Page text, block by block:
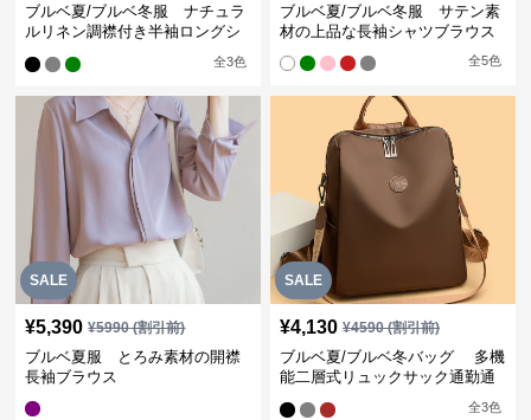
ブルベ夏/ブルベ冬服 ナチュラ
ルリネン調襟付き半袖ロングシ
全3色
ブルベ夏/ブルベ冬服 サテン素
材の上品な長袖シャツブラウス
全5色
SALE
¥5,390 ¥5990(割引前)
ブルベ夏服 とろみ素材の開襟
長袖ブラウス
SALE
¥4,130 ¥4590(割引前)
ブルベ夏/ブルベ冬バッグ 多機
能二層式リュックサック通勤通
全3色